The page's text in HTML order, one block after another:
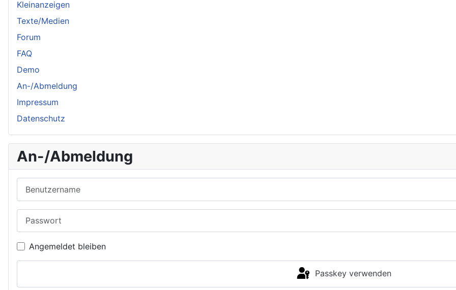
Kleinanzeigen
Texte/Medien
Forum
FAQ
Demo
An-/Abmeldung
Impressum
Datenschutz
An-/Abmeldung
Angemeldet bleiben
Passkey verwenden